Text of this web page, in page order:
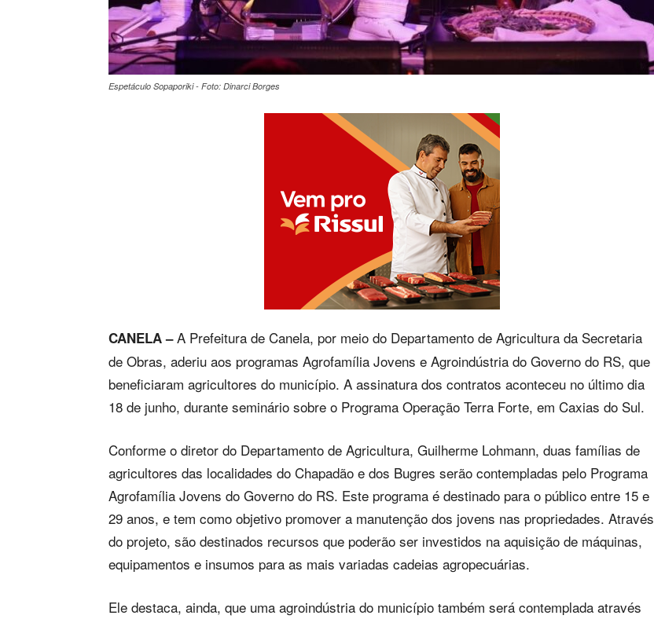
Espetáculo Sopaporiki - Foto: Dinarci Borges
CANELA –A Prefeitura de Canela, por meio do Departamento de Agricultura da Secretaria
de Obras, aderiu aos programas Agrofamília Jovens e Agroindústria do Governo do RS, que
beneficiaram agricultores do município. A assinatura dos contratos aconteceu no último dia
18 de junho, durante seminário sobre o Programa Operação Terra Forte, em Caxias do Sul.
Conforme o diretor do Departamento de Agricultura, Guilherme Lohmann, duas famílias de
agricultores das localidades do Chapadão e dos Bugres serão contempladas pelo Programa
Agrofamília Jovens do Governo do RS. Este programa é destinado para o público entre 15 e
29 anos, e tem como objetivo promover a manutenção dos jovens nas propriedades. Através
do projeto, são destinados recursos que poderão ser investidos na aquisição de máquinas,
equipamentos e insumos para as mais variadas cadeias agropecuárias.
Ele destaca, ainda, que uma agroindústria do município também será contemplada através